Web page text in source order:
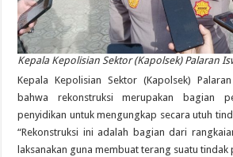
Kepala Kepolisian Sektor (Kapolsek) Palaran
Kepala Kepolisian Sektor (Kapolsek)
bahwa rekonstruksi merupakan bagian
penyidikan untuk mengungkap secara utuh
“Rekonstruksi ini adalah bagian dari
laksanakan guna membuat terang suatu tindak